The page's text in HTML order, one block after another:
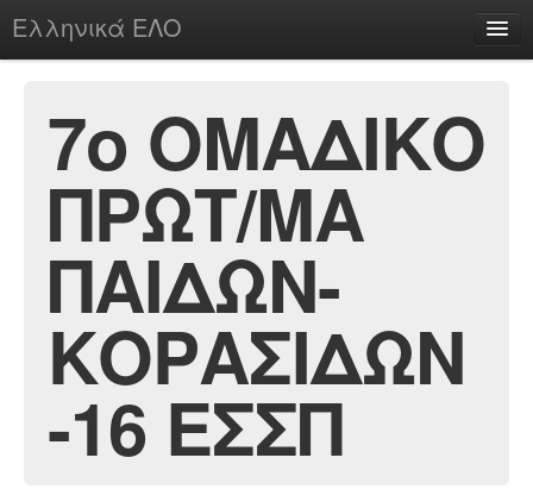
Ελληνικά ΕΛΟ
chesstu.be @ discord
Login
7ο ΟΜΑΔΙΚΟ
ΠΡΩΤ/ΜΑ
ΠΑΙΔΩΝ-
ΚΟΡΑΣΙΔΩΝ
-16 ΕΣΣΠ